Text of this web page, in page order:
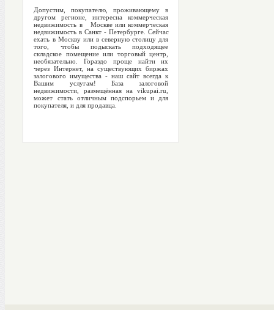
Допустим, покупателю, проживающему в
другом регионе, интересна коммерческая
недвижимость в Москве или коммерческая
недвижимость в Санкт - Петербурге. Сейчас
ехать в Москву или в северную столицу для
того, чтобы подыскать подходящее
складское помещение или торговый центр,
необязательно. Гораздо проще найти их
через Интернет, на существующих биржах
залогового имущества - наш сайт всегда к
Вашим услугам! База залоговой
недвижимости, размещённая на vikupai.ru,
может стать отличным подспорьем и для
покупателя, и для продавца.